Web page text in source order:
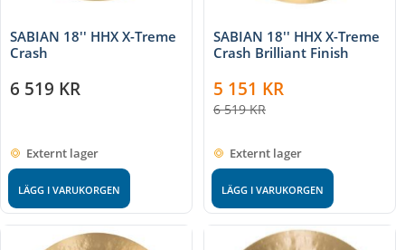
SABIAN 18'' HHX X-Treme
Crash
6 519 KR
Externt lager
LÄGG I VARUKORGEN
SABIAN 18'' HHX X-Treme
Crash Brilliant Finish
5 151 KR
6 519KR
Externt lager
LÄGG I VARUKORGEN